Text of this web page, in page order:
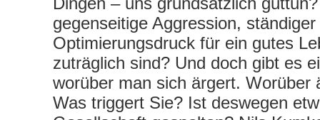
gegenseitige Aggression,
Optimierungsdruck für ein gutes
zuträglich sind? Und doch gibt es
worüber man sich ärgert. Worüber
Was triggert Sie? Ist deswegen